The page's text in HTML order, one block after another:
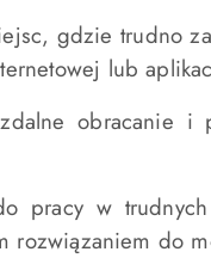
gdzie trudno
lub
obracanie i
pracy w
do